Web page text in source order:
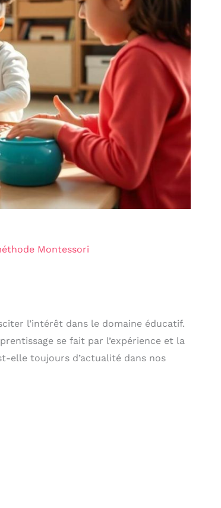
Montessori
l’intérêt dans le domaine éducatif.
se fait par l’expérience et la
elle toujours d’actualité dans nos